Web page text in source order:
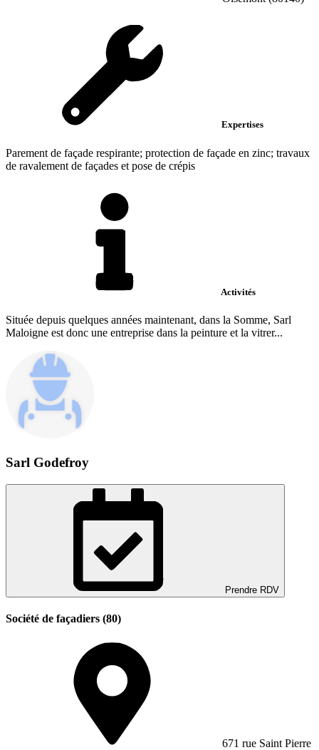
Expertises
Parement de façade respirante; protection de façade en zinc; travaux
de ravalement de façades et pose de crépis
Activités
Située depuis quelques années maintenant, dans la Somme, Sarl
Maloigne est donc une entreprise dans la peinture et la vitrer...
Sarl Godefroy
Prendre RDV
Société de façadiers (80)
671 rue Saint Pierre